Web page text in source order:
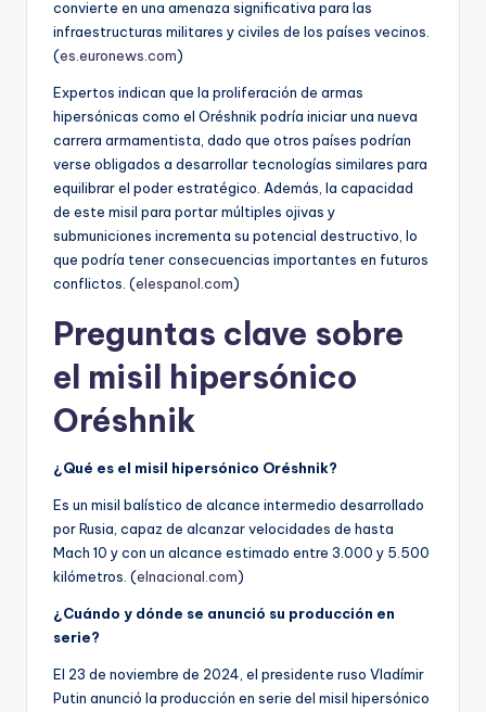
convierte en una amenaza significativa para las
infraestructuras militares y civiles de los países vecinos.
(es.euronews.com)
Expertos indican que la proliferación de armas
hipersónicas como el Oréshnik podría iniciar una nueva
carrera armamentista, dado que otros países podrían
verse obligados a desarrollar tecnologías similares para
equilibrar el poder estratégico. Además, la capacidad
de este misil para portar múltiples ojivas y
submuniciones incrementa su potencial destructivo, lo
que podría tener consecuencias importantes en futuros
conflictos. (elespanol.com)
Preguntas clave sobre
el misil hipersónico
Oréshnik
¿Qué es el misil hipersónico Oréshnik?
Es un misil balístico de alcance intermedio desarrollado
por Rusia, capaz de alcanzar velocidades de hasta
Mach 10 y con un alcance estimado entre 3.000 y 5.500
kilómetros. (elnacional.com)
¿Cuándo y dónde se anunció su producción en
serie?
El 23 de noviembre de 2024, el presidente ruso Vladímir
Putin anunció la producción en serie del misil hipersónico